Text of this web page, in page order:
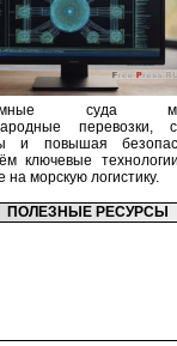
суда
перевозки,
и повышая
ключевые
на морскую логистику.
ПОЛЕЗНЫЕ РЕСУРСЫ